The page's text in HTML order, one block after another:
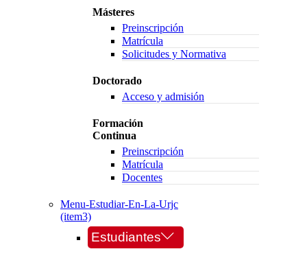
Másteres
Preinscripción
Matrícula
Solicitudes y Normativa
Doctorado
Acceso y admisión
Formación
Continua
Preinscripción
Matrícula
Docentes
Menu-Estudiar-En-La-Urjc
(item3)
Estudiantes